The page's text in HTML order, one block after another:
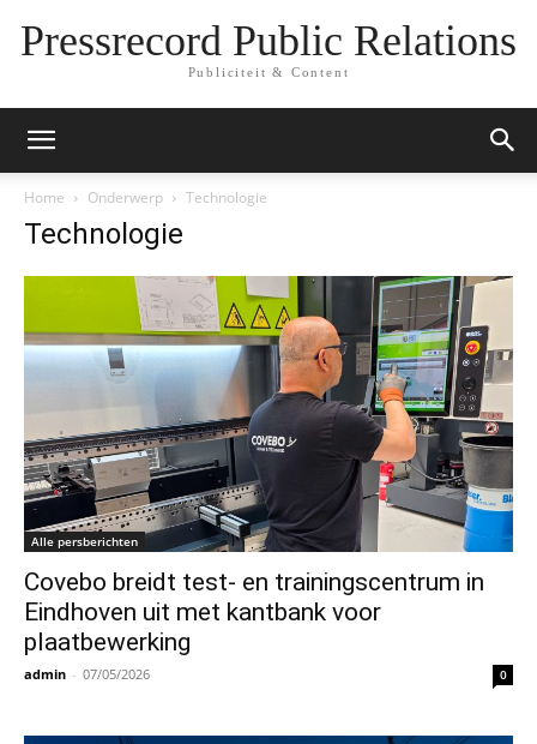
Pressrecord Public Relations
Publiciteit & Content
Home Onderwerp Technologie
Technologie
Alle persberichten
Covebo breidt test- en trainingscentrum in
Eindhoven uit met kantbank voor
plaatbewerking
admin - 07/05/2026 0